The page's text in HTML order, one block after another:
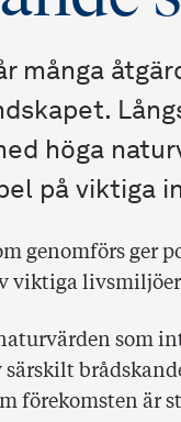
många
höga
på viktiga
genomförs ger
viktiga livsmiljöer
som
särskilt
förekomsten är